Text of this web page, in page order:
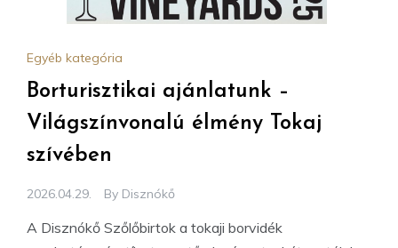
Egyéb kategória
Borturisztikai ajánlatunk –
Világszínvonalú élmény Tokaj
szívében
2026.04.29. By Disznókő
A Disznókő Szőlőbirtok a tokaji borvidék